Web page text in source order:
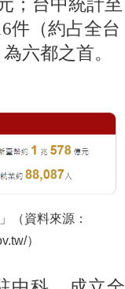
；台中統計至
件（約占全台
六都之首。
（資料來源：
）